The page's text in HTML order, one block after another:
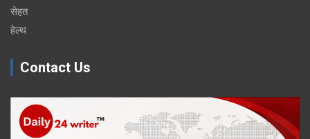
सेहत
हेल्थ
Contact Us